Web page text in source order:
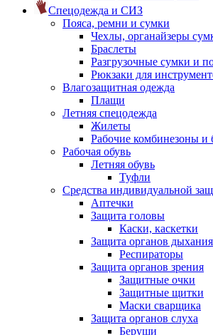
Спецодежда и СИЗ
Пояса, ремни и сумки
Чехлы, органайзеры
Браслеты
Разгрузочные сумки и
Рюкзаки для
Влагозащитная одежда
Плащи
Летняя спецодежда
Жилеты
Рабочие комбинезоны и
Рабочая обувь
Летняя обувь
Туфли
Средства индивидуальной
Аптечки
Защита головы
Каски, каскетки
Защита органов дыхания
Респираторы
Защита органов зрения
Защитные очки
Защитные щитки
Маски сварщика
Защита органов слуха
Беруши